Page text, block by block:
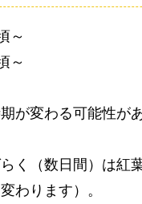
～
～
が変わる可能性があ
く（数日間）は紅
わります）。